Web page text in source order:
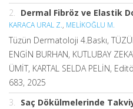
2. Dermal Fibröz ve Elastik
KARACA URAL Z., MELİKOĞLU M.
Tüzün Dermatoloji 4.Baskı,
ENGİN BURHAN, KUTLUBAY
ÜMİT, KARTAL SELDA PELİN,
683, 2025
3. Saç Dökülmelerinde